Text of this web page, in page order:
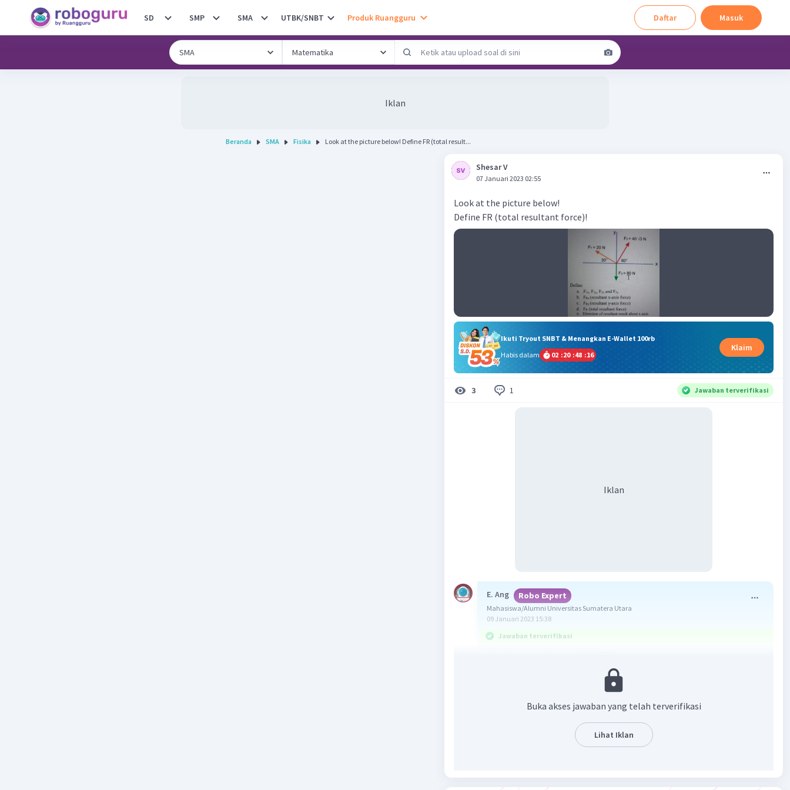
SD SMP SMA UTBK/SNBT Produk Ruangguru Daftar Masuk
Iklan
Beranda SMA Fisika Look at the picture below! Define FR (total result...
Shesar V
07 Januari 2023 02:55
Look at the picture below!
Define FR (total resultant force)!
Ikuti Tryout SNBT & Menangkan E-Wallet 100rb
Habis dalam
02 :20 :48 :16
Klaim
3 1 Jawaban terverifikasi
Iklan
E. Ang Robo Expert
Mahasiswa/Alumni Universitas Sumatera Utara
09 Januari 2023 15:38
Jawaban terverifikasi
Setiap vektor dapat diuraikan menjadi dua vektor yang saling tegak
komponen pada sumbu-X. Vektor kedua terletak pada sumbu-Y
disebut vektor komponen pada sumbu-Y.
Buka akses jawaban yang telah terverifikasi
Lihat Iklan